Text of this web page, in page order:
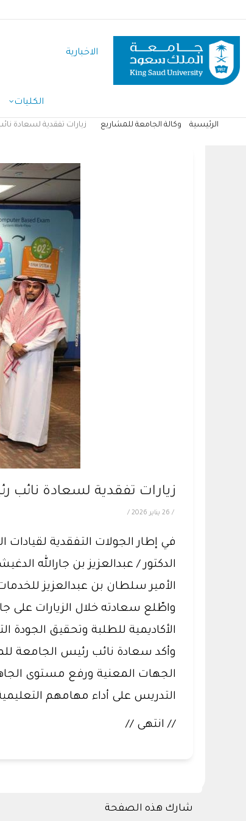
المحتوى
الرئيسي
الاخبارية
الكليات
الرئيسية وكالة الجامعة للمشاريع زيارات تفقدية لسعادة
زيارات تفقدية لسعادة نائب
/ 26 يناير 2026 /
في إطار الجولات التفقدية
الدكتور / عبدالعزيز بن جارالله
الأمير سلطان بن عبدالعزيز
واطّلع سعادته خلال الزيارات على
الأكاديمية للطلبة وتحقيق الجودة
وأكد سعادة نائب رئيس الجامعة
الجهات المعنية ورفع مستوى
التدريس على أداء مهامهم
// انتهى //
شارك هذه الصفحة